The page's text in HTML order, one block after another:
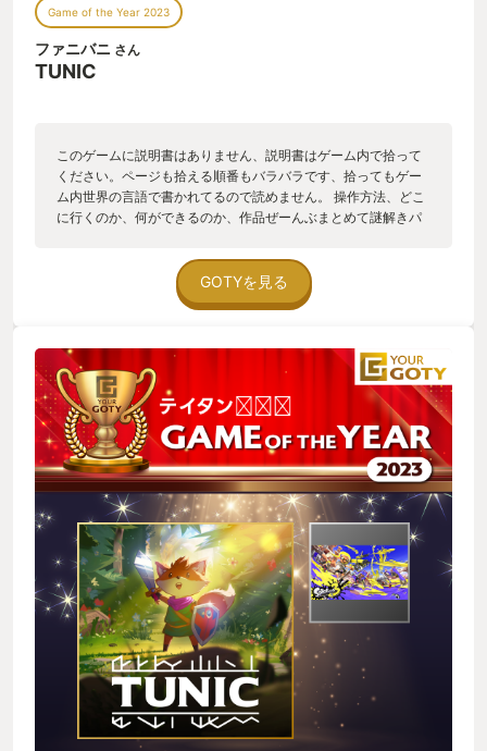
Game of the Year 2023
ファニバニ さん
TUNIC
このゲームに説明書はありません、説明書はゲーム内で拾って
ください。ページも拾える順番もバラバラです、拾ってもゲー
ム内世界の言語で書かれてるので読めません。 操作方法、どこ
に行くのか、何ができるのか、作品ぜーんぶまとめて謎解きパ
レになってしまう部分が多いため、このゲームを薦めるのに言
えることは「とにかくやってみて！」の一言のみ😂 想像力をフ
ルに解放して「とにかくやってみて！」
GOTYを見る